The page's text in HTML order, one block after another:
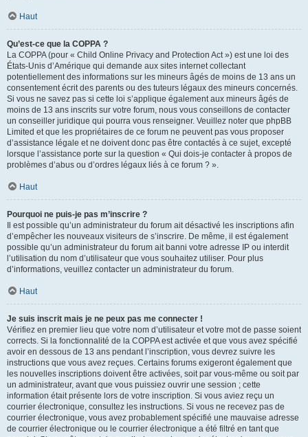
Haut
Qu’est-ce que la COPPA ?
La COPPA (pour « Child Online Privacy and Protection Act ») est une loi des
États-Unis d’Amérique qui demande aux sites internet collectant
potentiellement des informations sur les mineurs âgés de moins de 13 ans un
consentement écrit des parents ou des tuteurs légaux des mineurs concernés.
Si vous ne savez pas si cette loi s’applique également aux mineurs âgés de
moins de 13 ans inscrits sur votre forum, nous vous conseillons de contacter
un conseiller juridique qui pourra vous renseigner. Veuillez noter que phpBB
Limited et que les propriétaires de ce forum ne peuvent pas vous proposer
d’assistance légale et ne doivent donc pas être contactés à ce sujet, excepté
lorsque l’assistance porte sur la question « Qui dois-je contacter à propos de
problèmes d’abus ou d’ordres légaux liés à ce forum ? ».
Haut
Pourquoi ne puis-je pas m’inscrire ?
Il est possible qu’un administrateur du forum ait désactivé les inscriptions afin
d’empêcher les nouveaux visiteurs de s’inscrire. De même, il est également
possible qu’un administrateur du forum ait banni votre adresse IP ou interdit
l’utilisation du nom d’utilisateur que vous souhaitez utiliser. Pour plus
d’informations, veuillez contacter un administrateur du forum.
Haut
Je suis inscrit mais je ne peux pas me connecter !
Vérifiez en premier lieu que votre nom d’utilisateur et votre mot de passe soient
corrects. Si la fonctionnalité de la COPPA est activée et que vous avez spécifié
avoir en dessous de 13 ans pendant l’inscription, vous devrez suivre les
instructions que vous avez reçues. Certains forums exigeront également que
les nouvelles inscriptions doivent être activées, soit par vous-même ou soit par
un administrateur, avant que vous puissiez ouvrir une session ; cette
information était présente lors de votre inscription. Si vous aviez reçu un
courrier électronique, consultez les instructions. Si vous ne recevez pas de
courrier électronique, vous avez probablement spécifié une mauvaise adresse
de courrier électronique ou le courrier électronique a été filtré en tant que